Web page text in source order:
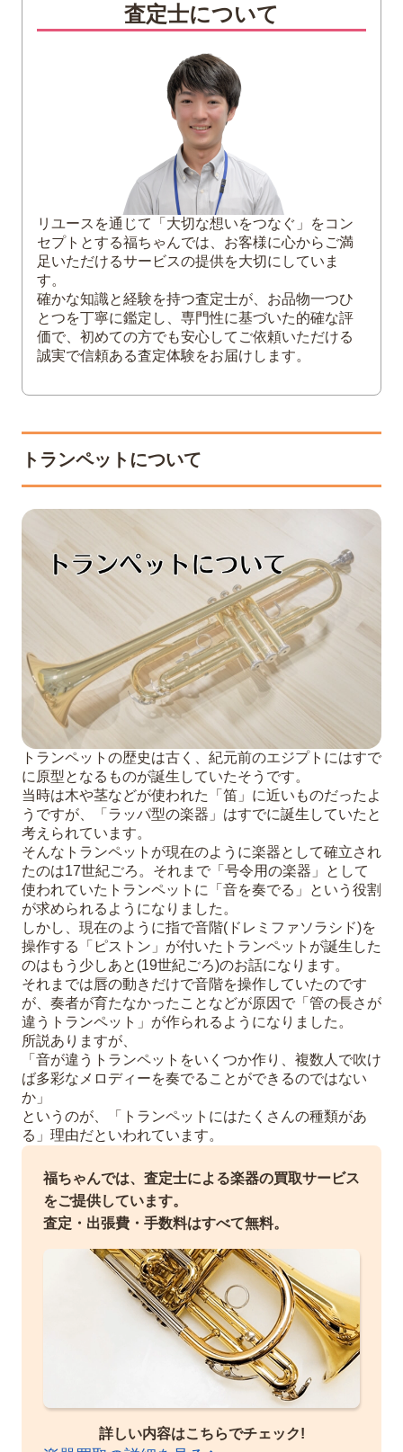
C管トランペット
フリューゲルホルン
バストランペット
トライアンファルトランペット
査定士について
リユースを通じて「大切な想いをつなぐ」をコン
セプトとする福ちゃんでは、お客様に心からご満
足いただけるサービスの提供を大切にしていま
す。
確かな知識と経験を持つ査定士が、お品物一つひ
とつを丁寧に鑑定し、専門性に基づいた的確な評
価で、初めての方でも安心してご依頼いただける
誠実で信頼ある査定体験をお届けします。
トランペットについて
トランペットの歴史は古く、紀元前のエジプトにはすで
に原型となるものが誕生していたそうです。
当時は木や茎などが使われた「笛」に近いものだったよ
うですが、「ラッパ型の楽器」はすでに誕生していたと
考えられています。
そんなトランペットが現在のように楽器として確立され
たのは17世紀ごろ。それまで「号令用の楽器」として
使われていたトランペットに「音を奏でる」という役割
が求められるようになりました。
しかし、現在のように指で音階(ドレミファソラシド)を
操作する「ピストン」が付いたトランペットが誕生した
のはもう少しあと(19世紀ごろ)のお話になります。
それまでは唇の動きだけで音階を操作していたのです
が、奏者が育たなかったことなどが原因で「管の長さが
違うトランペット」が作られるようになりました。
所説ありますが、
「音が違うトランペットをいくつか作り、複数人で吹け
ば多彩なメロディーを奏でることができるのではない
か」
というのが、「トランペットにはたくさんの種類があ
る」理由だといわれています。
福ちゃんでは、査定士による楽器の買取サービス
をご提供しています。
査定・出張費・手数料はすべて無料。
詳しい内容はこちらでチェック!